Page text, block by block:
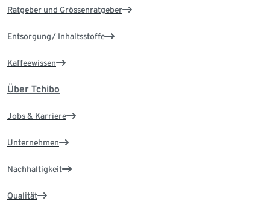
Ratgeber und Grössenratgeber
Entsorgung/ Inhaltsstoffe
Kaffeewissen
Über Tchibo
Jobs & Karriere
Unternehmen
Nachhaltigkeit
Qualität